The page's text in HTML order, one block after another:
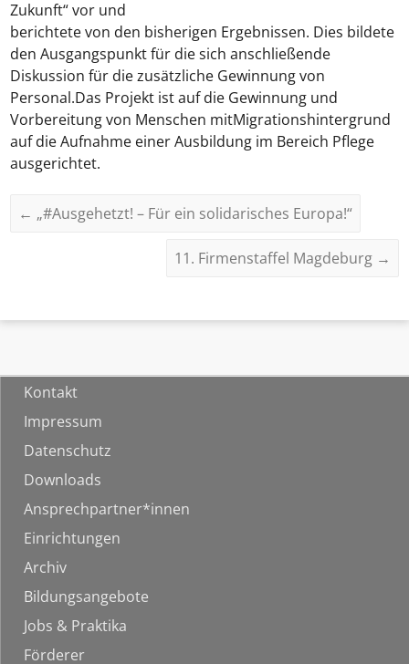
Zukunft“ vor und
berichtete von den bisherigen Ergebnissen. Dies bildete
den Ausgangspunkt für die sich anschließende
Diskussion für die zusätzliche Gewinnung von
Personal.Das Projekt ist auf die Gewinnung und
Vorbereitung von Menschen mitMigrationshintergrund
auf die Aufnahme einer Ausbildung im Bereich Pflege
ausgerichtet.
← „#Ausgehetzt! – Für ein solidarisches Europa!“
11. Firmenstaffel Magdeburg →
Kontakt
Impressum
Datenschutz
Downloads
Ansprechpartner*innen
Einrichtungen
Archiv
Bildungsangebote
Jobs & Praktika
Förderer